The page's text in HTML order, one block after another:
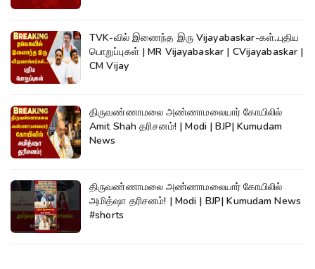
TVK-வில் இணைந்த இரு Vijayabaskar-கள்..புதிய
பொறுப்புகள் | MR Vijayabaskar | CVijayabaskar |
CM Vijay
திருவண்ணாமலை அண்ணாமலையார் கோயிலில்
Amit Shah தரிசனம்! | Modi | BJP| Kumudam
News
திருவண்ணாமலை அண்ணாமலையார் கோயிலில்
அமித்ஷா தரிசனம்! | Modi | BJP| Kumudam News
#shorts